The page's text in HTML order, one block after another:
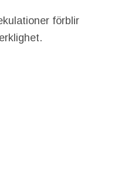
förblir